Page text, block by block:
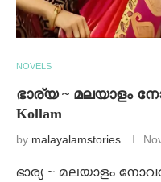
NOVELS
ഭാര്യ ~ മലയാളം
Kollam
by malayalamstories
ഭാര്യ ~ മലയാളം